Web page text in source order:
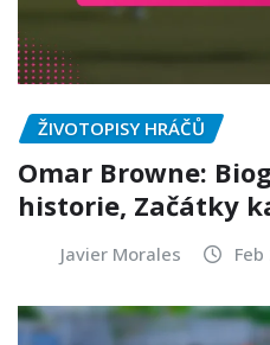
ŽIVOTOPISY HRÁČŮ
Omar Browne:
historie, Začátky
Javier Morales